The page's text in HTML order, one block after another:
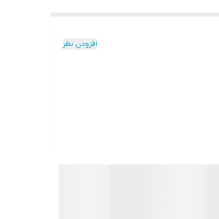
افزودن نظر